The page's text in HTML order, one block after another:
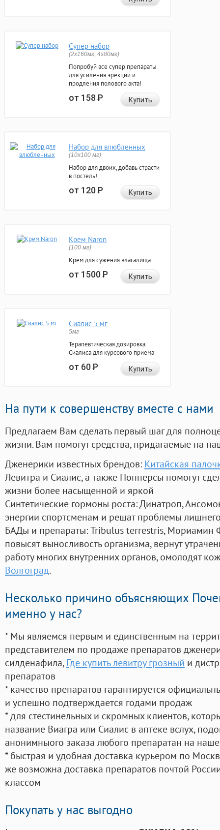
Супер набор
(2х160мг, 4х80мг)
Попробуй все супер препараты
для усиления эрекции и
продления полового акта!
от 158Р Купить
Набор для влюбленных
(10х100 мг)
Набор для двоих, добавь страсти
в постель!
от 120Р Купить
Крем Naron
(100 мг)
Крем для сужения влагалища
от 1500Р Купить
Сиалис 5 мг
5мг
Терапевтическая дозировка
Сиалиса для курсового приема
от 60Р Купить
На пути к совершенству вместе с нами
Предлагаем Вам сделать первый шаг для
жизни. Вам помогут средства, придагаемые на
Дженерики известных брендов: Китайская
Левитра и Сиалис, а также Попперсы помогут
жизни более насыщенной и яркой
Синтетические гормоны роста: Динатроп,
энергии спортсменам и решат проблемы
БАДы и препараты:Tribulus terrestris, Мориамин
повысят выносливость организма, вернут
работу многих внутренних органов, омолодят
Волгоград.
Несколько причино объясняющих
именно у нас?
* Мы являемся первым и единственным на
представителем по продаже препаратов
силденафила, Где купить левитру грозный и
препаратов
* качество препаратов гарантируется
и успешно подтверждается годами продаж
* для стестинельных и скромных клиентов,
название Виагра или Сиалис в аптеке вслух,
анонимныого заказа любого препаратан на
* быстрая и удобная доставка курьером по
же возможна доставка препаратов почтой
классом
Покупать у нас выгодно